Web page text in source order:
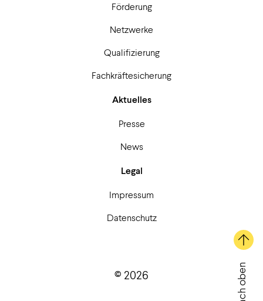
Förderung
Netzwerke
Qualifizierung
Fachkräftesicherung
Aktuelles
Presse
News
Legal
Impressum
Datenschutz
Nach oben
© 2026